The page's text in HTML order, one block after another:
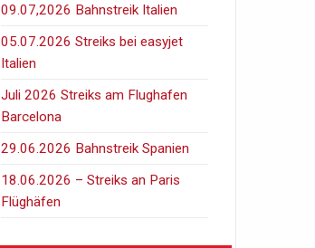
09.07,2026 Bahnstreik Italien
05.07.2026 Streiks bei easyjet
Italien
Juli 2026 Streiks am Flughafen
Barcelona
29.06.2026 Bahnstreik Spanien
18.06.2026 – Streiks an Paris
Flüghäfen